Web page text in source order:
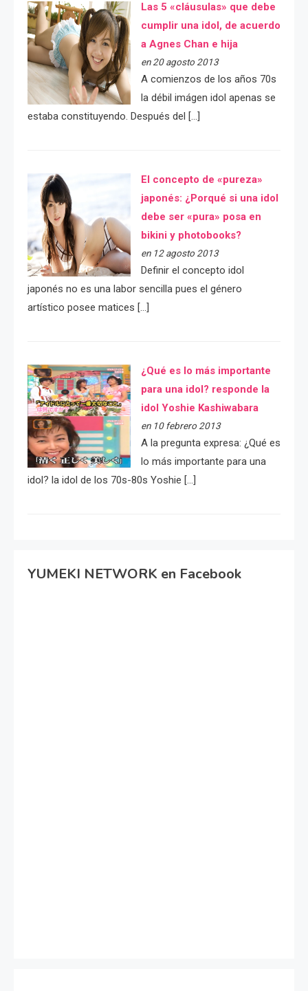
Las 5 «cláusulas» que debe
cumplir una idol, de acuerdo
a Agnes Chan e hija
en 20 agosto 2013
A comienzos de los años 70s
la débil imágen idol apenas se
estaba constituyendo. Después del […]
El concepto de «pureza»
japonés: ¿Porqué si una idol
debe ser «pura» posa en
bikini y photobooks?
en 12 agosto 2013
Definir el concepto idol
japonés no es una labor sencilla pues el género
artístico posee matices […]
¿Qué es lo más importante
para una idol? responde la
idol Yoshie Kashiwabara
en 10 febrero 2013
A la pregunta expresa: ¿Qué es
lo más importante para una
idol? la idol de los 70s-80s Yoshie […]
YUMEKI NETWORK en Facebook